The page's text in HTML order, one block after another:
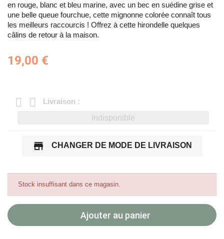
en rouge, blanc et bleu marine, avec un bec en suédine grise et
une belle queue fourchue, cette mignonne colorée connaît tous
les meilleurs raccourcis ! Offrez à cette hirondelle quelques
câlins de retour à la maison.
19,00 €
Livraison :
Indisponible
store CHANGER DE MODE DE LIVRAISON
Stock insuffisant dans ce magasin.
Ajouter au panier